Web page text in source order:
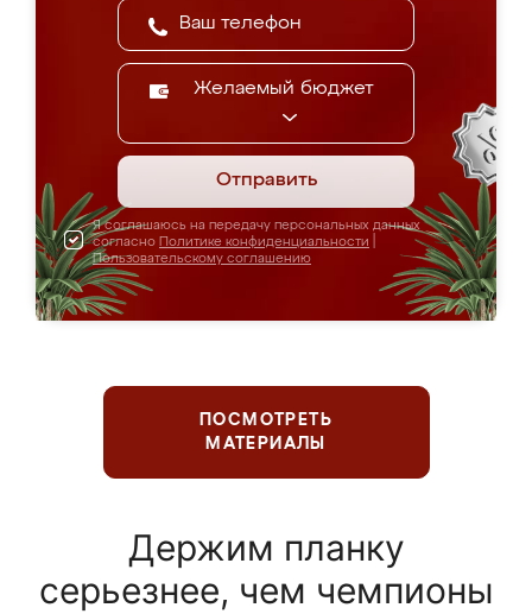
Желаемый бюджет
Отправить
Я соглашаюсь на передачу персональных данных
согласно Политике конфиденциальности
Пользовательскому соглашению
ПОСМОТРЕТЬ
МАТЕРИАЛЫ
Держим планку
серьезнее, чем чемпионы